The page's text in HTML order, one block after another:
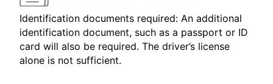
Identification documents required: An additional
identification document, such as a passport or ID
card will also be required. The driver’s license
alone is not sufficient.